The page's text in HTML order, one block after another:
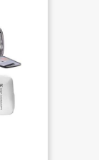
des
Temps
pluie
et
assurent
une
les
un sac
les
et
question
vous